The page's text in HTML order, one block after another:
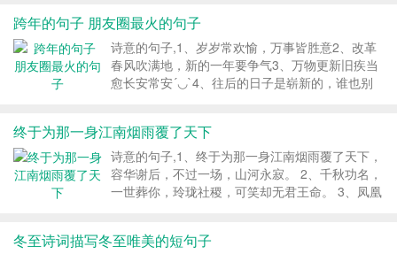
跨年的句子 朋友圈最火的句子
诗意的句子,1、岁岁常欢愉，万事皆胜意2、改革
春风吹满地，新的一年要争气3、万物更新旧疾当
愈⻓安常安´◡`4、往后的日子是崭新的，谁也别
上角的孩子们也该长大了7、2020要佛系生活，和
气生财。新的一年多一点追求，少一点情绪化。
8、2020愿又瘦又好看，有钱还可爱。新...
终于为那一身江南烟雨覆了天下
诗意的句子,1、终于为那一身江南烟雨覆了天下，
容华谢后，不过一场，山河永寂。 2、千秋功名，
一世葬你，玲珑社稷，可笑却无君王命。 3、凤凰
多。山河永寂、怎堪欢颜。 5、风华...
冬至诗词描写冬至唯美的短句子